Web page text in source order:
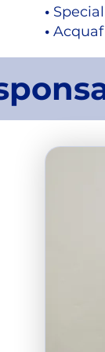
​•
•